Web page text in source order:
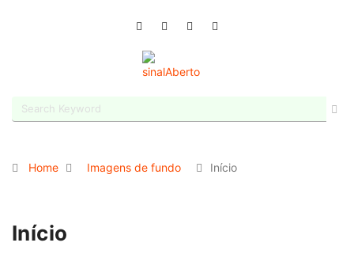
Home Imagens de fundo Início
Início